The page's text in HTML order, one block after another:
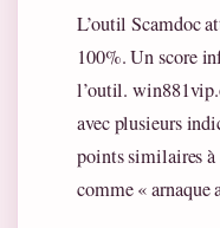
L’outil Scamdoc
100%. Un score
l’outil.
avec plusieurs
points similaires
comme « arnaque